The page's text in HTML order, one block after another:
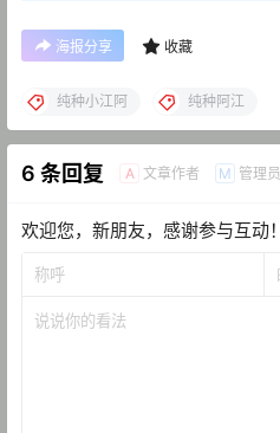
海报分享 收藏
纯种小江阿 纯种阿江
6 条回复 A 文章作者 M 管理员
欢迎您，新朋友，感谢参与互动！